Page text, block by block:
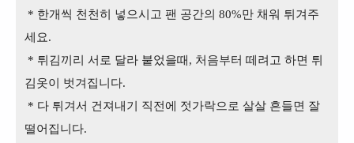
* 한개씩 천천히 넣으시고 팬 공간의 80%만 채워 튀겨주
세요.
* 튀김끼리 서로 달라 붙었을때, 처음부터 떼려고 하면 튀
김옷이 벗겨집니다.
* 다 튀겨서 건져내기 직전에 젓가락으로 살살 흔들면 잘
떨어집니다.